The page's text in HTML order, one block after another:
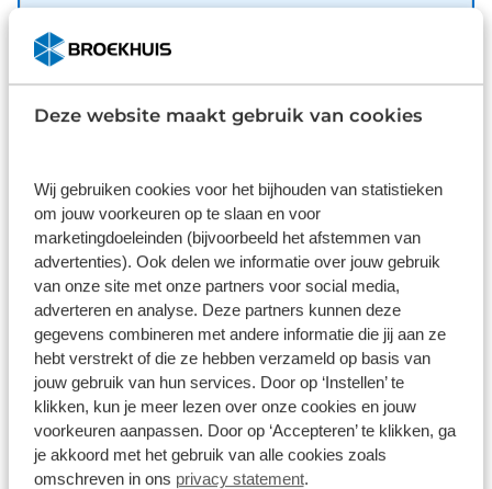
Deze website maakt gebruik van cookies
Wij gebruiken cookies voor het bijhouden van statistieken
om jouw voorkeuren op te slaan en voor
marketingdoeleinden (bijvoorbeeld het afstemmen van
advertenties). Ook delen we informatie over jouw gebruik
van onze site met onze partners voor social media,
adverteren en analyse. Deze partners kunnen deze
gegevens combineren met andere informatie die jij aan ze
hebt verstrekt of die ze hebben verzameld op basis van
jouw gebruik van hun services. Door op ‘Instellen’ te
klikken, kun je meer lezen over onze cookies en jouw
voorkeuren aanpassen. Door op ‘Accepteren’ te klikken, ga
je akkoord met het gebruik van alle cookies zoals
omschreven in ons privacy statement.
Dit pakket is standaard inbegrepen. We vinden het
logisch dat u op kwaliteit kunt rekenen en we laten
u graag weten wat u kunt verwachten.
Wat klanten over ons zeggen
9,1 11237 reviews
5 8882 reviews